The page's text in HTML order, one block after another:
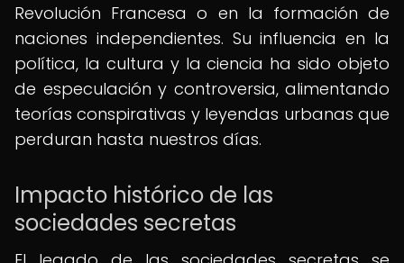
Revolución Francesa o en la formación de
naciones independientes. Su influencia en la
política, la cultura y la ciencia ha sido objeto
de especulación y controversia, alimentando
teorías conspirativas y leyendas urbanas que
perduran hasta nuestros días.
Impacto histórico de las
sociedades secretas